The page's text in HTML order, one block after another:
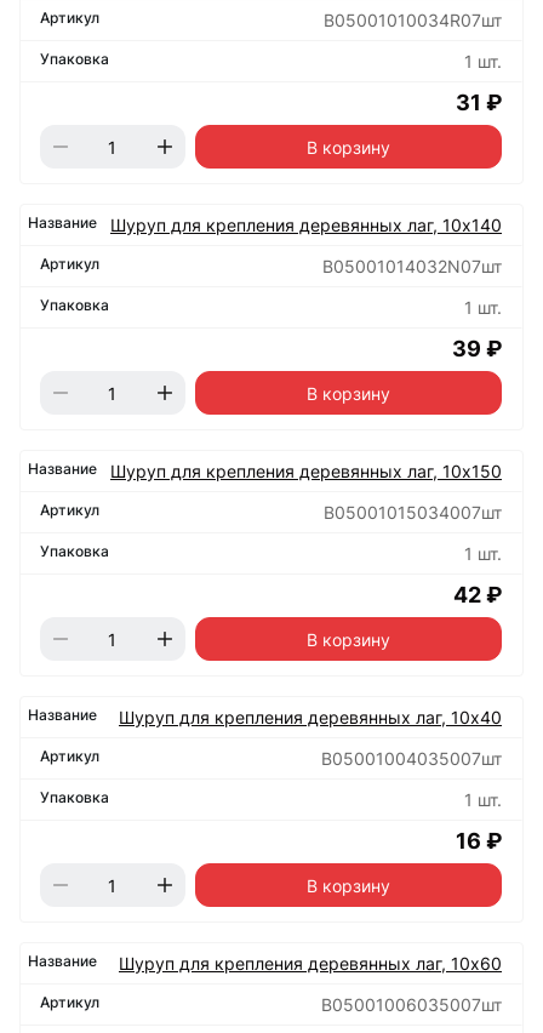
B05001010034R07шт
1 шт.
31 ₽
В корзину
Шуруп для крепления деревянных лаг, 10х140
B05001014032N07шт
1 шт.
39 ₽
В корзину
Шуруп для крепления деревянных лаг, 10х150
B05001015034007шт
1 шт.
42 ₽
В корзину
Шуруп для крепления деревянных лаг, 10х40
B05001004035007шт
1 шт.
16 ₽
В корзину
Шуруп для крепления деревянных лаг, 10х60
B05001006035007шт